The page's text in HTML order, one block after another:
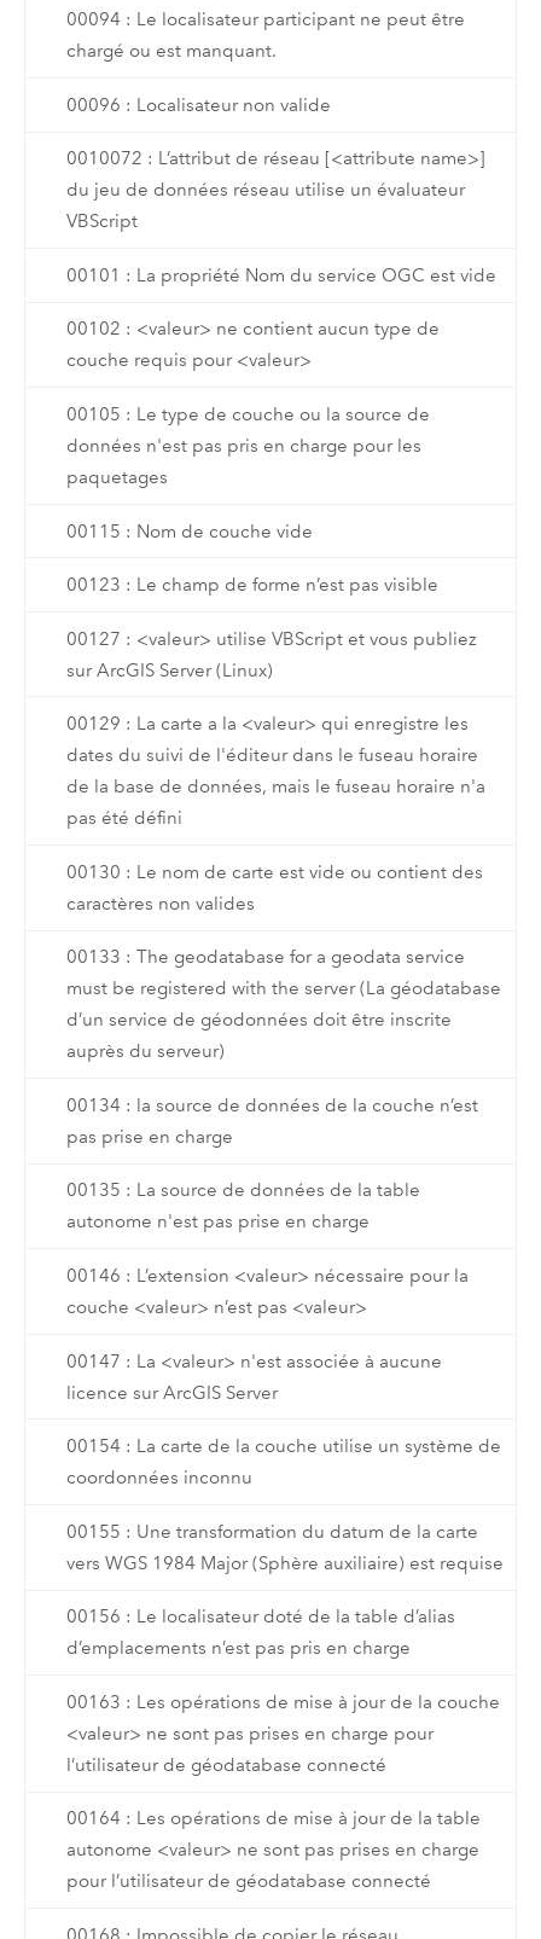
00094 : Le localisateur participant ne peut être
chargé ou est manquant.
00096 : Localisateur non valide
0010072 : L’attribut de réseau [<attribute name>]
du jeu de données réseau utilise un évaluateur
VBScript
00101 : La propriété Nom du service OGC est vide
00102 : <valeur> ne contient aucun type de
couche requis pour <valeur>
00105 : Le type de couche ou la source de
données n'est pas pris en charge pour les
paquetages
00115 : Nom de couche vide
00123 : Le champ de forme n’est pas visible
00127 : <valeur> utilise VBScript et vous publiez
sur ArcGIS Server (Linux)
00129 : La carte a la <valeur> qui enregistre les
dates du suivi de l'éditeur dans le fuseau horaire
de la base de données, mais le fuseau horaire n'a
pas été défini
00130 : Le nom de carte est vide ou contient des
caractères non valides
00133 : The geodatabase for a geodata service
must be registered with the server (La géodatabase
d’un service de géodonnées doit être inscrite
auprès du serveur)
00134 : la source de données de la couche n’est
pas prise en charge
00135 : La source de données de la table
autonome n'est pas prise en charge
00146 : L’extension <valeur> nécessaire pour la
couche <valeur> n’est pas <valeur>
00147 : La <valeur> n'est associée à aucune
licence sur ArcGIS Server
00154 : La carte de la couche utilise un système de
coordonnées inconnu
00155 : Une transformation du datum de la carte
vers WGS 1984 Major (Sphère auxiliaire) est requise
00156 : Le localisateur doté de la table d’alias
d’emplacements n’est pas pris en charge
00163 : Les opérations de mise à jour de la couche
<valeur> ne sont pas prises en charge pour
l’utilisateur de géodatabase connecté
00164 : Les opérations de mise à jour de la table
autonome <valeur> ne sont pas prises en charge
pour l’utilisateur de géodatabase connecté